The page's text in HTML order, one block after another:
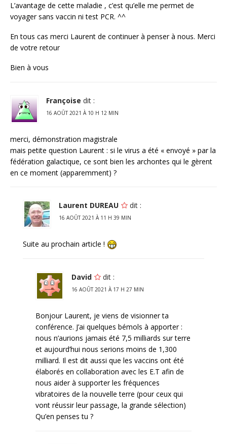
L’avantage de cette maladie , c’est qu’elle me permet de
voyager sans vaccin ni test PCR. ^^
En tous cas merci Laurent de continuer à penser à nous. Merci
de votre retour
Bien à vous
Françoise dit :
16 AOÛT 2021 À 10 H 12 MIN
merci, démonstration magistrale
mais petite question Laurent : si le virus a été « envoyé » par la
fédération galactique, ce sont bien les archontes qui le gèrent
en ce moment (apparemment) ?
Laurent DUREAU dit :
16 AOÛT 2021 À 11 H 39 MIN
Suite au prochain article !
David dit :
16 AOÛT 2021 À 17 H 27 MIN
Bonjour Laurent, je viens de visionner ta
conférence. J’ai quelques bémols à apporter :
nous n’aurions jamais été 7,5 milliards sur terre
et aujourd’hui nous serions moins de 1,300
milliard. Il est dit aussi que les vaccins ont été
élaborés en collaboration avec les E.T afin de
nous aider à supporter les fréquences
vibratoires de la nouvelle terre (pour ceux qui
vont réussir leur passage, la grande sélection)
Qu’en penses tu ?